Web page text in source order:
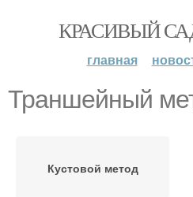
КРАСИВЫЙ
главная
Траншейный
Кустовой метод